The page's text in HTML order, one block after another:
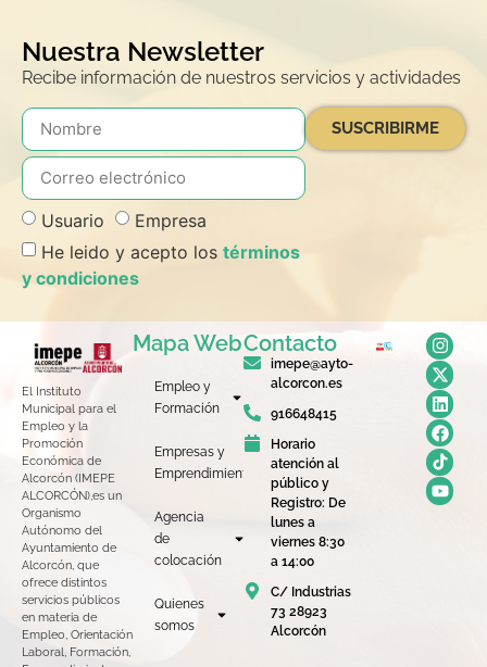
Nuestra Newsletter
Recibe información de nuestros servicios y actividades
Usuario
Empresa
He leido y acepto los términos
y condiciones
SUSCRIBIRME
El Instituto
Municipal para el
Empleo y la
Promoción
Económica de
Alcorcón (IMEPE
ALCORCÓN),es un
Organismo
Autónomo del
Ayuntamiento de
Alcorcón, que
ofrece distintos
servicios públicos
en materia de
Empleo, Orientación
Laboral, Formación,
Mapa Web
Empleo y
Formación
Empresas y
Emprendimiento
Agencia
de
colocación
Quienes
somos
Contacto
imepe@ayto-
alcorcon.es
916648415
Horario
atención al
público y
Registro: De
lunes a
viernes 8:30
a 14:00
C/ Industrias
73 28923
Alcorcón